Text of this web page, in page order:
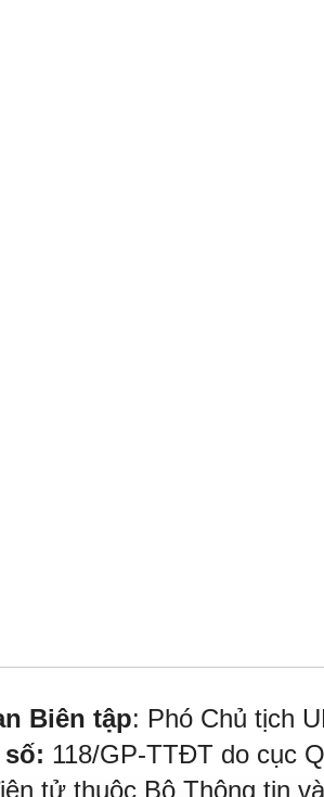
Biên tập: Phó Chủ tịch
118/GP-TTĐT do cục
tử thuộc Bộ Thông tin